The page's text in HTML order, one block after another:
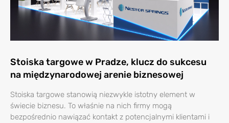
Stoiska targowe w Pradze, klucz do sukcesu
na międzynarodowej arenie biznesowej
Stoiska targowe stanowią niezwykle istotny element w
świecie biznesu. To właśnie na nich firmy mogą
bezpośrednio nawiązać kontakt z potencjalnymi klientami i